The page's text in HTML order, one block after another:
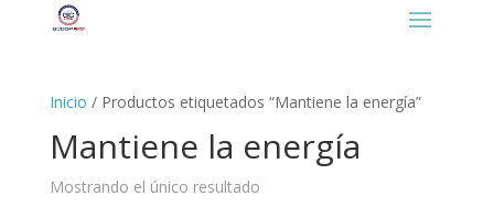
https://gcooplatino.com/favicon.ico
Inicio / Productos etiquetados “Mantiene la energía”
Mantiene la energía
Mostrando el único resultado